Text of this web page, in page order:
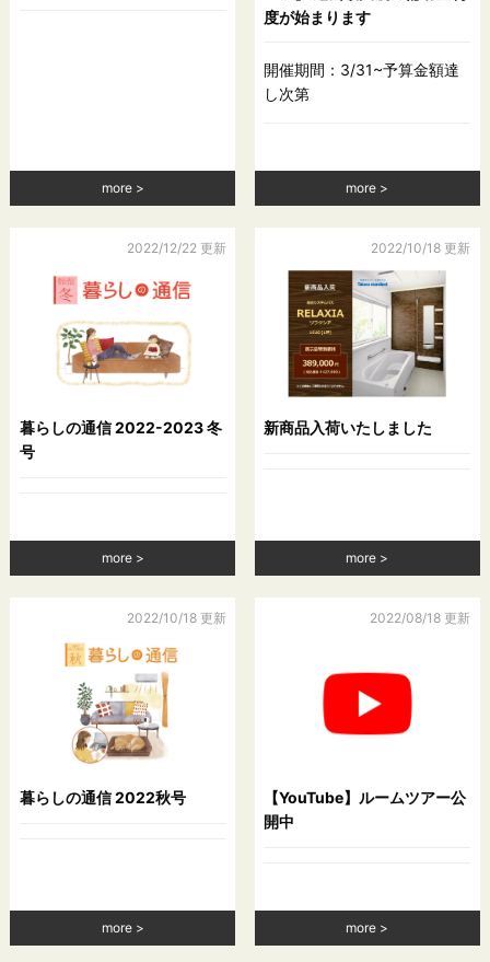
more
度が始まります
開催期間：3/31~予算金額達
し次第
more
2022/12/22 更新
暮らしの通信 2022-2023 冬
号
more
2022/10/18 更新
新商品入荷いたしました
more
2022/10/18 更新
暮らしの通信 2022秋号
more
2022/08/18 更新
【YouTube】ルームツアー公
開中
more